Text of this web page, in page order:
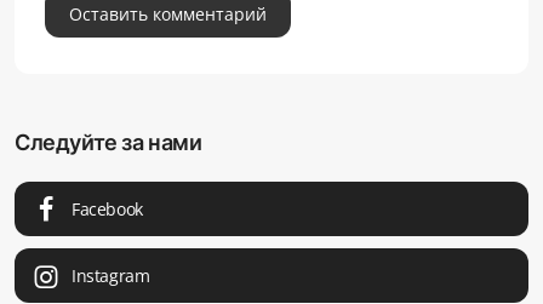
Оставить комментарий
Следуйте за нами
Facebook
Instagram